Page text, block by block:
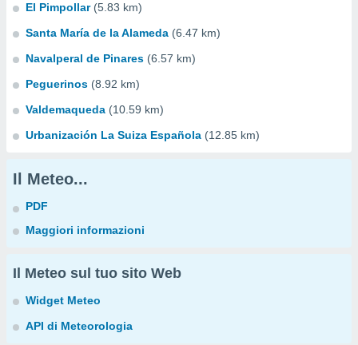
El Pimpollar (5.83 km)
Santa María de la Alameda (6.47 km)
Navalperal de Pinares (6.57 km)
Peguerinos (8.92 km)
Valdemaqueda (10.59 km)
Urbanización La Suiza Española (12.85 km)
Il Meteo...
PDF
Maggiori informazioni
Il Meteo sul tuo sito Web
Widget Meteo
API di Meteorologia